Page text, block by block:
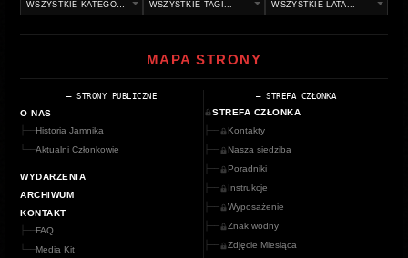
MAPA STRONY
— STRONY PUBLICZNE
O NAS
├──Historia Jamnika
└──Aktualni Członkowie
WYDARZENIA
ARCHIWUM
KONTAKT
├──FAQ
└──Media Kit
— STREFA CZŁONKA
STREFA CZŁONKA
├──
Kontakty
├──
Nasza siedziba
├──
Poradniki
├──
Instrukcje
├──
Wyposażenie
├──
Znak wodny
├──
Zdjęcie Miesiąca